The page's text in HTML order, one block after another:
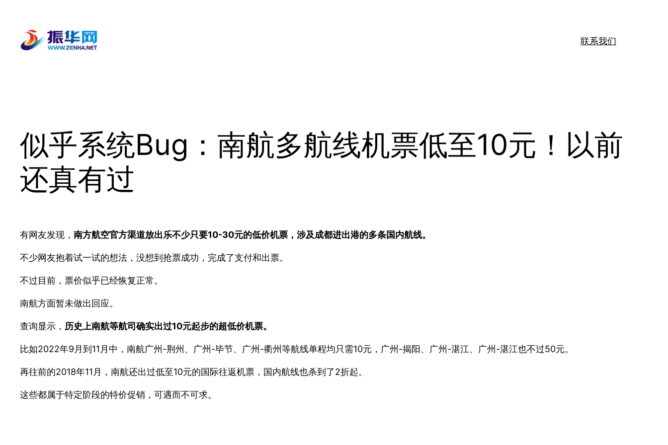
联系我们
似乎系统Bug：南航多航线机票低至10元！以前
还真有过
有网友发现， 南方航空官方渠道放出乐不少只要10-30元的低价机票，涉及成都进出港的多条国内航线。
不少网友抱着试一试的想法，没想到抢票成功，完成了支付和出票。
不过目前，票价似乎已经恢复正常。
南航方面暂未做出回应。
查询显示， 历史上南航等航司确实出过10元起步的超低价机票。
比如2022年9月到11月中，南航广州-荆州、广州-毕节、广州-衢州等航线单程均只需10元，广州-揭阳、广州-湛江、广州-湛江也不过50元。
再往前的2018年11月，南航还出过低至10元的国际往返机票，国内航线也杀到了2折起。
这些都属于特定阶段的特价促销，可遇而不可求。